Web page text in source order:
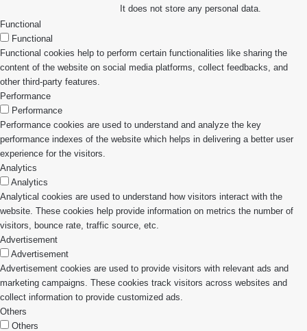
It does not store any personal data.
Functional
Functional
Functional cookies help to perform certain functionalities like sharing the
content of the website on social media platforms, collect feedbacks, and
other third-party features.
Performance
Performance
Performance cookies are used to understand and analyze the key
performance indexes of the website which helps in delivering a better user
experience for the visitors.
Analytics
Analytics
Analytical cookies are used to understand how visitors interact with the
website. These cookies help provide information on metrics the number of
visitors, bounce rate, traffic source, etc.
Advertisement
Advertisement
Advertisement cookies are used to provide visitors with relevant ads and
marketing campaigns. These cookies track visitors across websites and
collect information to provide customized ads.
Others
Others